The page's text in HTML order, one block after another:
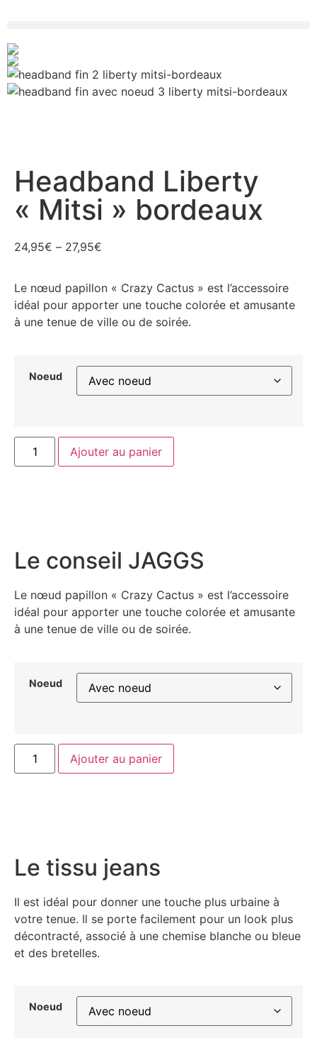
Headband Liberty
« Mitsi » bordeaux
24,95€ – 27,95€
Le nœud papillon « Crazy Cactus » est l’accessoire
idéal pour apporter une touche colorée et amusante
à une tenue de ville ou de soirée.
Noeud
Ajouter au panier
Le conseil JAGGS
Le nœud papillon « Crazy Cactus » est l’accessoire
idéal pour apporter une touche colorée et amusante
à une tenue de ville ou de soirée.
Noeud
Ajouter au panier
Le tissu jeans
Il est idéal pour donner une touche plus urbaine à
votre tenue. Il se porte facilement pour un look plus
décontracté, associé à une chemise blanche ou bleue
et des bretelles.
Noeud